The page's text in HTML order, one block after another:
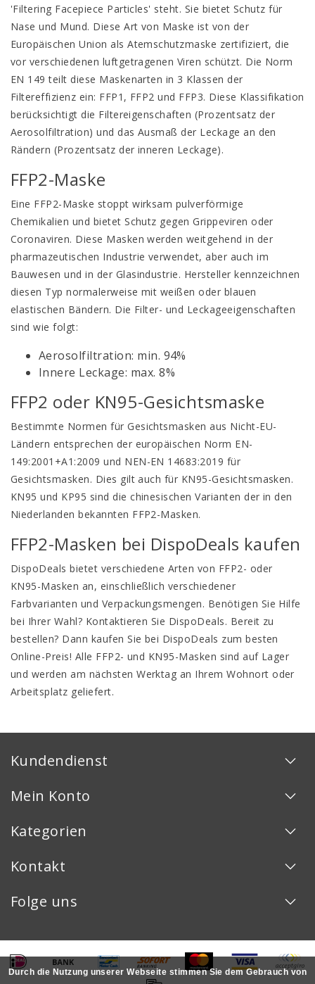
'Filtering Facepiece Particles' steht. Sie bietet Schutz für
Nase und Mund. Diese Art von Maske ist von der
Europäischen Union als Atemschutzmaske zertifiziert, die
vor verschiedenen luftgetragenen Viren schützt. Die Norm
EN 149 teilt diese Maskenarten in 3 Klassen der
Filtereffizienz ein: FFP1, FFP2 und FFP3. Diese Klassifikation
berücksichtigt die Filtereigenschaften (Prozentsatz der
Aerosolfiltration) und das Ausmaß der Leckage an den
Rändern (Prozentsatz der inneren Leckage).
FFP2-Maske
Eine FFP2-Maske stoppt wirksam pulverförmige
Chemikalien und bietet Schutz gegen Grippeviren oder
Coronaviren. Diese Masken werden weitgehend in der
pharmazeutischen Industrie verwendet, aber auch im
Bauwesen und in der Glasindustrie. Hersteller kennzeichnen
diesen Typ normalerweise mit weißen oder blauen
elastischen Bändern. Die Filter- und Leckageeigenschaften
sind wie folgt:
Aerosolfiltration: min. 94%
Innere Leckage: max. 8%
FFP2 oder KN95-Gesichtsmaske
Bestimmte Normen für Gesichtsmasken aus Nicht-EU-
Ländern entsprechen der europäischen Norm EN-
149:2001+A1:2009 und NEN-EN 14683:2019 für
Gesichtsmasken. Dies gilt auch für KN95-Gesichtsmasken.
KN95 und KP95 sind die chinesischen Varianten der in den
Niederlanden bekannten FFP2-Masken.
FFP2-Masken bei DispoDeals kaufen
DispoDeals bietet verschiedene Arten von FFP2- oder
KN95-Masken an, einschließlich verschiedener
Farbvarianten und Verpackungsmengen. Benötigen Sie Hilfe
bei Ihrer Wahl? Kontaktieren Sie DispoDeals. Bereit zu
bestellen? Dann kaufen Sie bei DispoDeals zum besten
Online-Preis! Alle FFP2- und KN95-Masken sind auf Lager
und werden am nächsten Werktag an Ihrem Wohnort oder
Arbeitsplatz geliefert.
Kundendienst
Mein Konto
Kategorien
Kontakt
Folge uns
Durch die Nutzung unserer Webseite stimmen Sie dem Gebrauch von